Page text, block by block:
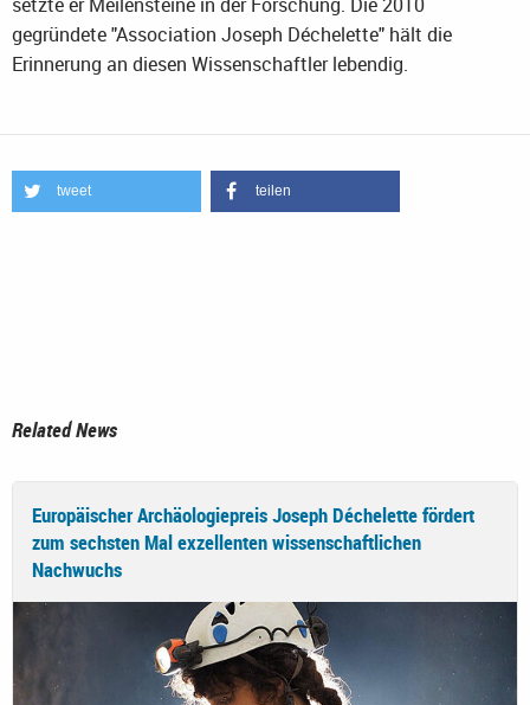
setzte er Meilensteine in der Forschung. Die 2010
gegründete "Association Joseph Déchelette" hält die
Erinnerung an diesen Wissenschaftler lebendig.
tweet teilen
Related News
Europäischer Archäologiepreis Joseph Déchelette fördert
zum sechsten Mal exzellenten wissenschaftlichen
Nachwuchs